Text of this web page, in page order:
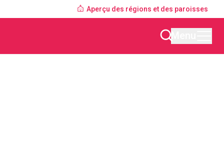
Aperçu des régions et des paroisses